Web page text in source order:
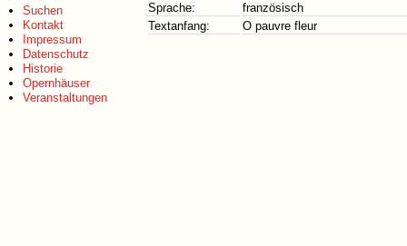
Suchen
Kontakt
Impressum
Datenschutz
Historie
Opernhäuser
Veranstaltungen
Sprache:
französisch
Textanfang:
O pauvre fleur